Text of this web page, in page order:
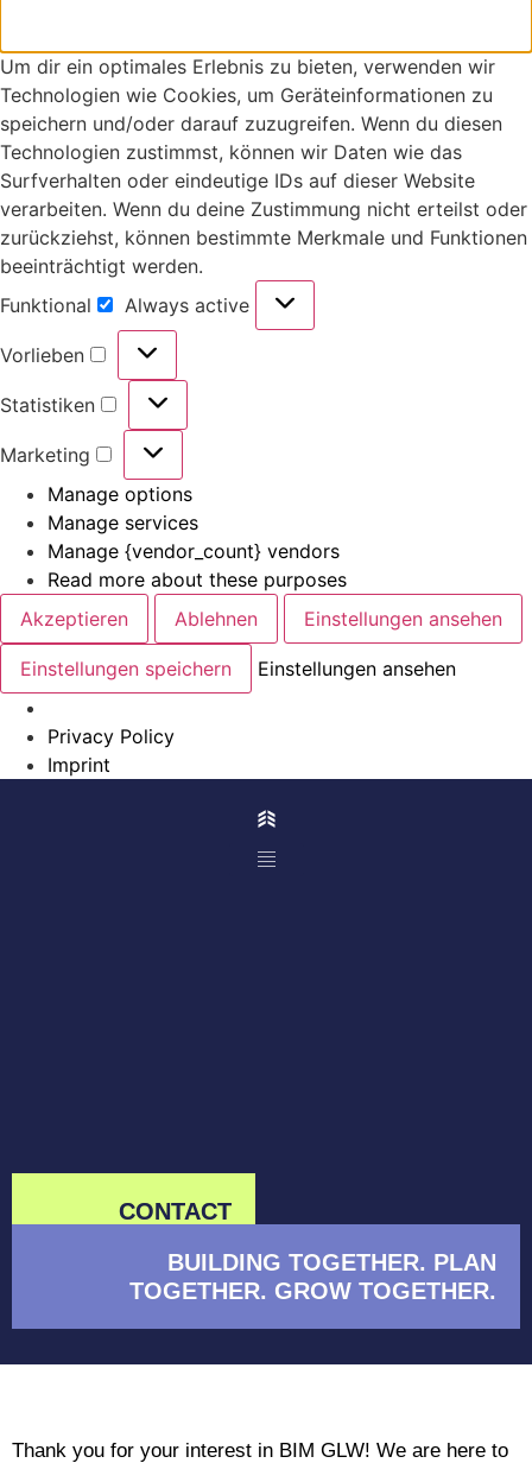
Um dir ein optimales Erlebnis zu bieten, verwenden wir
Technologien wie Cookies, um Geräteinformationen zu
speichern und/oder darauf zuzugreifen. Wenn du diesen
Technologien zustimmst, können wir Daten wie das
Surfverhalten oder eindeutige IDs auf dieser Website
verarbeiten. Wenn du deine Zustimmung nicht erteilst oder
zurückziehst, können bestimmte Merkmale und Funktionen
beeinträchtigt werden.
Funktional
Always active
Vorlieben
Statistiken
Marketing
Manage options
Manage services
Manage {vendor_count} vendors
Read more about these purposes
Akzeptieren
Ablehnen Einstellungen ansehen
Einstellungen speichern Einstellungen ansehen
Privacy Policy
Imprint
CONTACT
BUILDING TOGETHER. PLAN
TOGETHER. GROW TOGETHER.
Thank you for your interest in BIM GLW! We are here to